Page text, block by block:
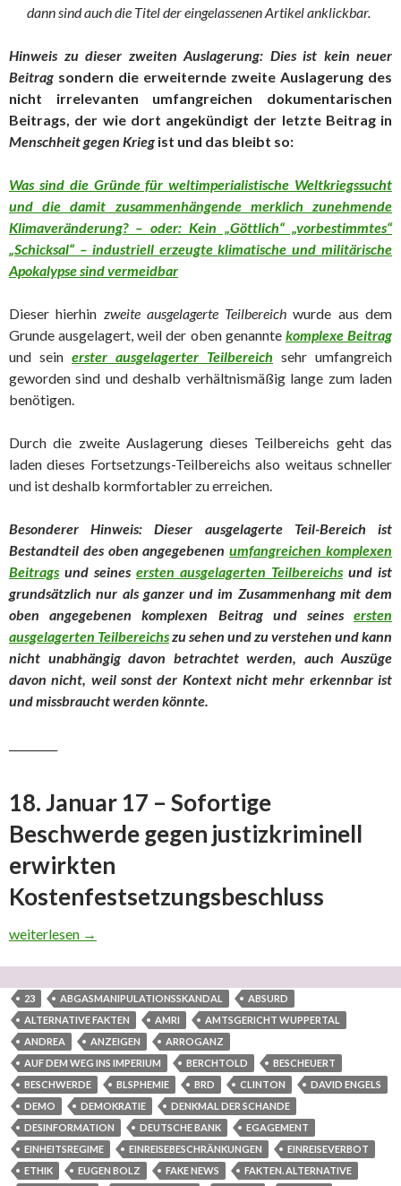
dann sind auch die Titel der eingelassenen Artikel anklickbar.
Hinweis zu dieser zweiten Auslagerung: Dies ist kein neuer
Beitrag sondern die erweiternde zweite Auslagerung des
nicht irrelevanten umfangreichen dokumentarischen
Beitrags, der wie dort angekündigt der letzte Beitrag in
Menschheit gegen Krieg ist und das bleibt so:
Was sind die Gründe für weltimperialistische Weltkriegssucht
und die damit zusammenhängende merklich zunehmende
Klimaveränderung? – oder: Kein „Göttlich“ „vorbestimmtes“
„Schicksal“ – industriell erzeugte klimatische und militärische
Apokalypse sind vermeidbar
Dieser hierhin zweite ausgelagerte Teilbereich wurde aus dem
Grunde ausgelagert, weil der oben genannte komplexe Beitrag
und sein erster ausgelagerter Teilbereich sehr umfangreich
geworden sind und deshalb verhältnismäßig lange zum laden
benötigen.
Durch die zweite Auslagerung dieses Teilbereichs geht das
laden dieses Fortsetzungs-Teilbereichs also weitaus schneller
und ist deshalb kormfortabler zu erreichen.
Besonderer Hinweis: Dieser ausgelagerte Teil-Bereich ist
Bestandteil des oben angegebenenumfangreichen komplexen
Beitrags und seines ersten ausgelagerten Teilbereichs und ist
grundsätzlich nur als ganzer und im Zusammenhang mit dem
oben angegebenen komplexen Beitrag und seines ersten
ausgelagerten Teilbereichszu sehen und zu verstehen und kann
nicht unabhängig davon betrachtet werden, auch Auszüge
davon nicht, weil sonst der Kontext nicht mehr erkennbar ist
und missbraucht werden könnte.
18. Januar 17 – Sofortige
Beschwerde gegen justizkriminell
erwirkten
Kostenfestsetzungsbeschluss
Teil 3 “In ‘eigener’ Sache” (zweiter ausgelagerter Teilbereich
weiterlesen →
23 ABGASMANIPULATIONSSKANDAL
ABSURD
ALTERNATIVE FAKTEN
AMRI
AMTSGERICHT WUPPERTAL
ANDREA
ANZEIGEN
ARROGANZ
AUF DEM WEG INS IMPERIUM
BERCHTOLD
BESCHEUERT
BESCHWERDE
BLSPHEMIE BRD CLINTON
DAVID ENGELS
DEMO
DEMOKRATIE
DENKMAL DER SCHANDE
DESINFORMATION
DEUTSCHE BANK
EGAGEMENT
EINHEITSREGIME
EINREISEBESCHRÄNKUNGEN
EINREISEVERBOT
ETHIK
EUGEN BOLZ FAKE NEWS FAKTEN. ALTERNATIVE